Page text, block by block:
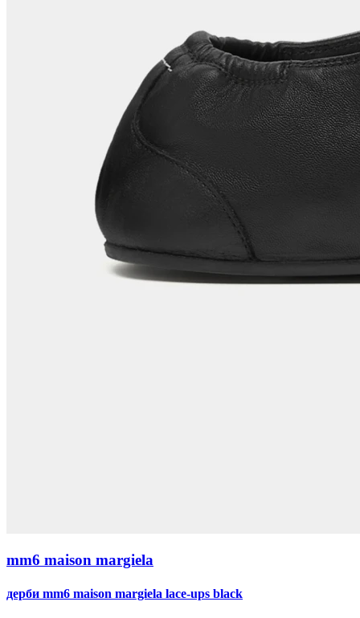
mm6 maison margiela
дерби mm6 maison margiela lace-ups black